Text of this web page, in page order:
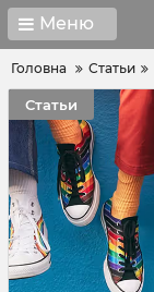
Меню
Головна Статьи
Статьи